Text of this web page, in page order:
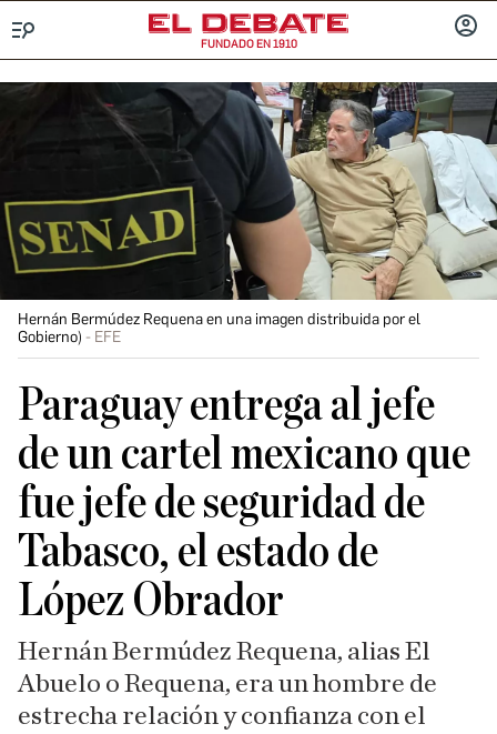
FUNDADO EN 1910
Hernán Bermúdez Requena en una imagen distribuida por el
Gobierno)
EFE
Paraguay entrega al jefe
de un cartel mexicano que
fue jefe de seguridad de
Tabasco, el estado de
López Obrador
Hernán Bermúdez Requena, alias El
Abuelo o Requena, era un hombre de
estrecha relación y confianza con el